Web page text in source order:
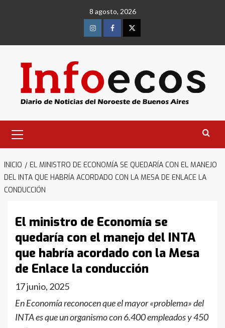
8 agosto, 2026
InstagramFacebookTwitter
primario
INICIO
EL MINISTRO DE ECONOMÍA SE QUEDARÍA CON EL MANEJO
DEL INTA QUE HABRÍA ACORDADO CON LA MESA DE ENLACE LA
CONDUCCIÓN
El ministro de Economía se
quedaría con el manejo del INTA
que habría acordado con la Mesa
de Enlace la conducción
17 junio, 2025
En Economía reconocen que el mayor «problema» del
INTA es que un organismo con 6.400 empleados y 450